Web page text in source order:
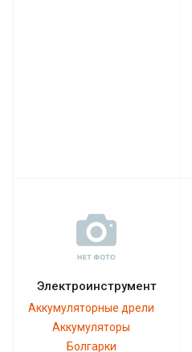
Электроинструмент
Аккумуляторные дрели
Аккумуляторы
Болгарки